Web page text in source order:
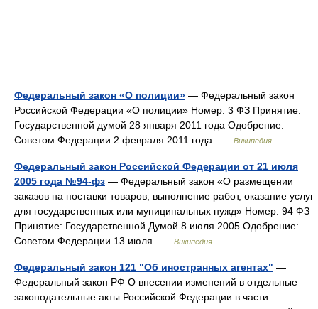
Федеральный закон «О полиции» — Федеральный закон
Российской Федерации «О полиции» Номер: 3 ФЗ Принятие:
Государственной думой 28 января 2011 года Одобрение:
Советом Федерации 2 февраля 2011 года …
Википедия
Федеральный закон Российской Федерации от 21 июля
2005 года №94-фз — Федеральный закон «О размещении
заказов на поставки товаров, выполнение работ, оказание услуг
для государственных или муниципальных нужд» Номер: 94 ФЗ
Принятие: Государственной Думой 8 июля 2005 Одобрение:
Советом Федерации 13 июля …
Википедия
Федеральный закон 121 "Об иностранных агентах" —
Федеральный закон РФ О внесении изменений в отдельные
законодательные акты Российской Федерации в части